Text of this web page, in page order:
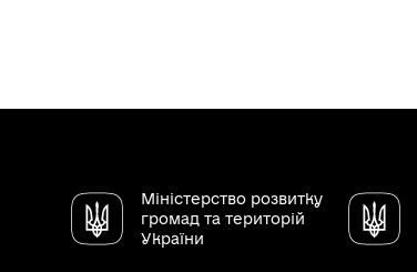
Міністерство розвитку
громад та територій
України